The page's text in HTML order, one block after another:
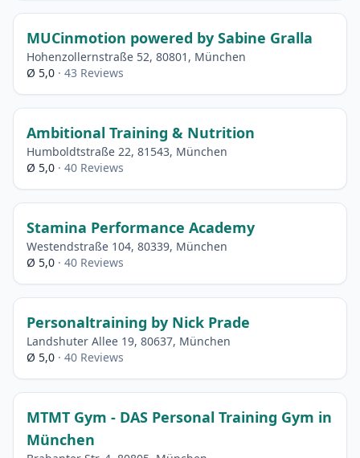
MUCinmotion powered by Sabine Gralla
Hohenzollernstraße 52, 80801, München
Ø 5,0 · 43 Reviews
Ambitional Training & Nutrition
Humboldtstraße 22, 81543, München
Ø 5,0 · 40 Reviews
Stamina Performance Academy
Westendstraße 104, 80339, München
Ø 5,0 · 40 Reviews
Personaltraining by Nick Prade
Landshuter Allee 19, 80637, München
Ø 5,0 · 40 Reviews
MTMT Gym - DAS Personal Training Gym in
München